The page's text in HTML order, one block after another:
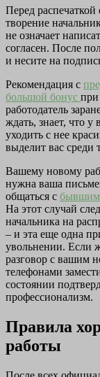
Перед распечаткой
творение
не означает
согласен. После
и несите на
Рекомендация с
большой бонус при
работодатель
ждать, знает, что у
уходить с нее
выделит вас среди
Вашему новому
нужна ваша
общаться с бывшим
На этот случай
начальника на
– и эта еще одна
увольнении. Если
разговор с вашим
телефонами
состоянии
профессионализм.
Правила
работы